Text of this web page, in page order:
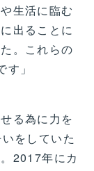
生活に臨む
出ることに
。これらの
」
る為に力を
をしていた
2017年にカ